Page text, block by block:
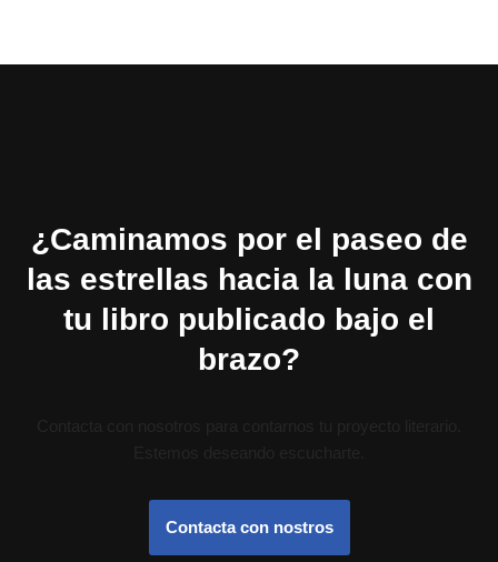
¿Caminamos por el paseo de
las estrellas hacia la luna con
tu libro publicado bajo el
brazo?
Contacta con nostros